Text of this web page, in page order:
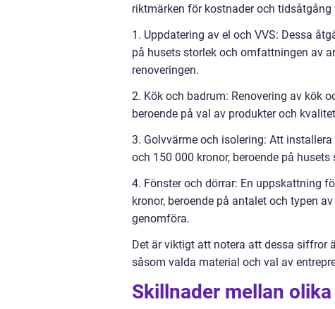
riktmärken för kostnader och
1. Uppdatering av el och VVS: Dessa
på husets storlek och omfattningen av
renoveringen.
2. Kök och badrum: Renovering av kök
beroende på val av produkter och
3. Golvvärme och isolering: Att
och 150 000 kronor, beroende på
4. Fönster och dörrar: En uppskattning
kronor, beroende på antalet och typen
genomföra.
Det är viktigt att notera att dessa siffror
såsom valda material och val av
Skillnader mellan